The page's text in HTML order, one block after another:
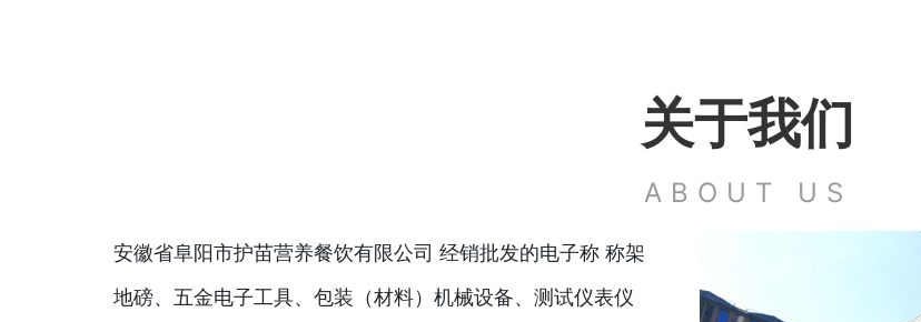
关于我们
ABOUT US
安徽省阜阳市护苗营养餐饮有限公司 经销批发的电子称 称架
地磅、五金电子工具、包装（材料）机械设备、测试仪表仪